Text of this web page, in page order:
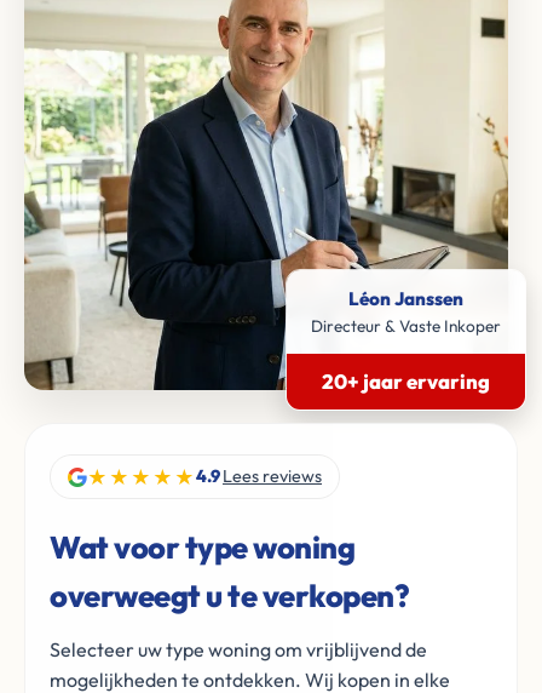
Léon Janssen
Directeur & Vaste Inkoper
20+ jaar ervaring
★★★★★4.9Lees reviews
Wat voor type woning
overweegt u te verkopen?
Selecteer uw type woning om vrijblijvend de
mogelijkheden te ontdekken. Wij kopen in elke